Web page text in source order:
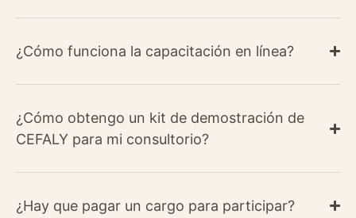
¿Cómo funciona la capacitación en línea?
¿Cómo obtengo un kit de demostración de
CEFALY para mi consultorio?
¿Hay que pagar un cargo para participar?